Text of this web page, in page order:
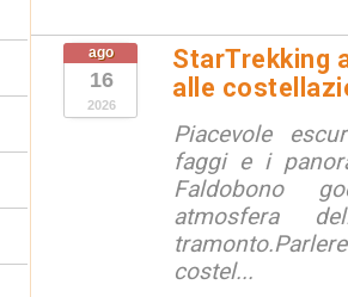
ago
16
2026
StarTrekking
alle
Piacevole
faggi e i
Faldobono
atmosfera
costel...